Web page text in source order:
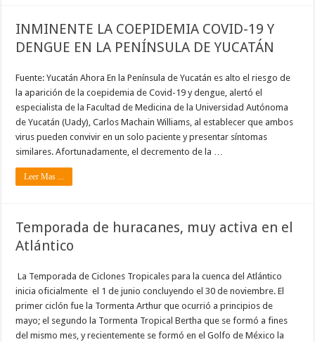
INMINENTE LA COEPIDEMIA COVID-19 Y
DENGUE EN LA PENÍNSULA DE YUCATÁN
Fuente: Yucatán Ahora En la Península de Yucatán es alto el riesgo de
la aparición de la coepidemia de Covid-19 y dengue, alertó el
especialista de la Facultad de Medicina de la Universidad Autónoma
de Yucatán (Uady), Carlos Machain Williams, al establecer que ambos
virus pueden convivir en un solo paciente y presentar síntomas
similares. Afortunadamente, el decremento de la …
Leer Mas ...
Temporada de huracanes, muy activa en el
Atlántico
La Temporada de Ciclones Tropicales para la cuenca del Atlántico
inicia oficialmente el 1 de junio concluyendo el 30 de noviembre. El
primer ciclón fue la Tormenta Arthur que ocurrió a principios de
mayo; el segundo la Tormenta Tropical Bertha que se formó a fines
del mismo mes, y recientemente se formó en el Golfo de México la